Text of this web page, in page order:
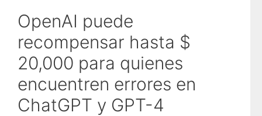
OpenAI puede
recompensar hasta $
20,000 para quienes
encuentren errores en
ChatGPT y GPT-4